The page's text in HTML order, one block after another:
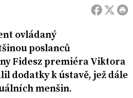
ovládaný
poslanců
Fidesz premiéra Viktora
dodatky k ústavě, jež dále
menšin.